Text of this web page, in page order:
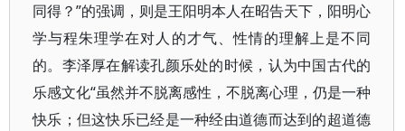
同得？”的强调，则是王阳明本人在昭告天下，阳明心
学与程朱理学在对人的才气、性情的理解上是不同
的。李泽厚在解读孔颜乐处的时候，认为中国古代的
乐感文化“虽然并不脱离感性，不脱离心理，仍是一种
快乐；但这快乐已经是一种经由道德而达到的超道德